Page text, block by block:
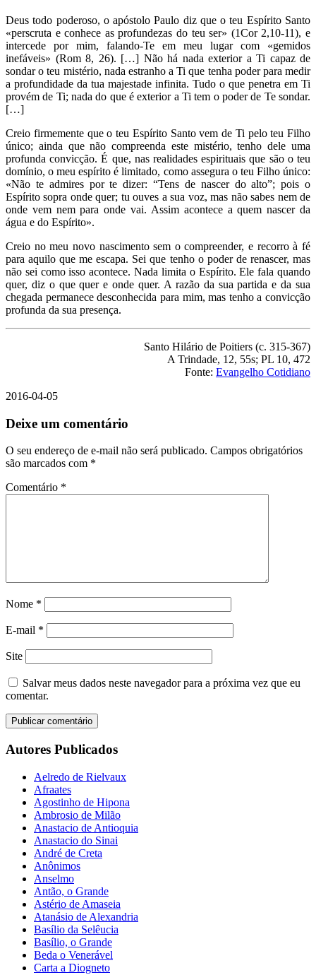
Deus todo poderoso, o apóstolo Paulo diz que o teu Espírito Santo
«perscruta e conhece as profundezas do teu ser» (1Cor 2,10-11), e
intercede por mim, falando-Te em meu lugar com «gemidos
inefáveis» (Rom 8, 26). […] Não há nada exterior a Ti capaz de
sondar o teu mistério, nada estranho a Ti que tenha poder para medir
a profundidade da tua majestade infinita. Tudo o que penetra em Ti
provém de Ti; nada do que é exterior a Ti tem o poder de Te sondar.
[…]
Creio firmemente que o teu Espírito Santo vem de Ti pelo teu Filho
único; ainda que não compreenda este mistério, tenho dele uma
profunda convicção. É que, nas realidades espirituais que são o teu
domínio, o meu espírito é limitado, como assegura o teu Filho único:
«Não te admires por te dizer: “Tens de nascer do alto”; pois o
Espírito sopra onde quer; tu ouves a sua voz, mas não sabes nem de
onde vem nem para onde vai. Assim acontece a quem nascer da
água e do Espírito».
Creio no meu novo nascimento sem o compreender, e recorro à fé
para aquilo que me escapa. Sei que tenho o poder de renascer, mas
não sei como isso acontece. Nada limita o Espírito. Ele fala quando
quer, diz o que quer e onde quer. A razão da sua partida e da sua
chegada permanece desconhecida para mim, mas tenho a convicção
profunda da sua presença.
Santo Hilário de Poitiers (c. 315-367)
A Trindade, 12, 55s; PL 10, 472
Fonte: Evangelho Cotidiano
2016-04-05
Deixe um comentário
O seu endereço de e-mail não será publicado. Campos obrigatórios
são marcados com *
Comentário *
Nome *
E-mail *
Site
Salvar meus dados neste navegador para a próxima vez que eu
comentar.
Autores Publicados
Aelredo de Rielvaux
Afraates
Agostinho de Hipona
Ambrosio de Milão
Anastacio de Antioquia
Anastacio do Sinai
André de Creta
Anônimos
Anselmo
Antão, o Grande
Astério de Amaseia
Atanásio de Alexandria
Basílio da Selêucia
Basílio, o Grande
Beda o Venerável
Carta a Diogneto